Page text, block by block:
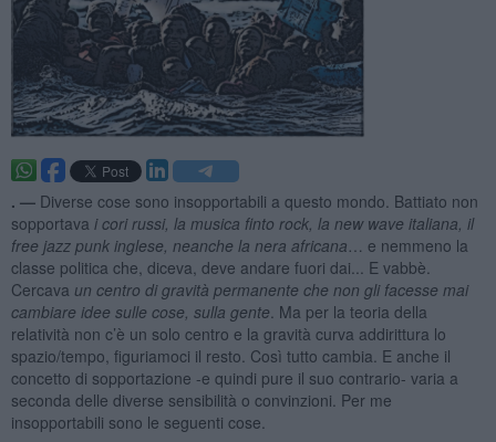
. — Diverse cose sono insopportabili a questo mondo. Battiato non
sopportava i cori russi, la musica finto rock, la new wave italiana, il
free jazz punk inglese, neanche la nera africana … e nemmeno la
classe politica che, diceva, deve andare fuori dai... E vabbè.
Cercava un centro di gravità permanente che non gli facesse mai
cambiare idee sulle cose, sulla gente . Ma per la teoria della
relatività non c’è un solo centro e la gravità curva addirittura lo
spazio/tempo, figuriamoci il resto. Così tutto cambia. E anche il
concetto di sopportazione -e quindi pure il suo contrario- varia a
seconda delle diverse sensibilità o convinzioni. Per me
insopportabili sono le seguenti cose.